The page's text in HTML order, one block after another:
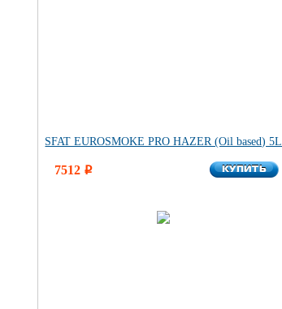
SFAT EUROSMOKE PRO HAZER (Oil based) 5L
7512 i КУПИТЬ
КУПИТЬ